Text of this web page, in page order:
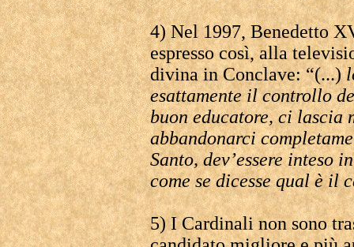
4) Nel 1997, Benedetto
espresso così, alla
divina in Conclave: “(...)
esattamente il controllo
buon educatore, ci lascia
abbandonarci
Santo, dev’essere inteso
come se dicesse qual è il
5) I Cardinali non sono